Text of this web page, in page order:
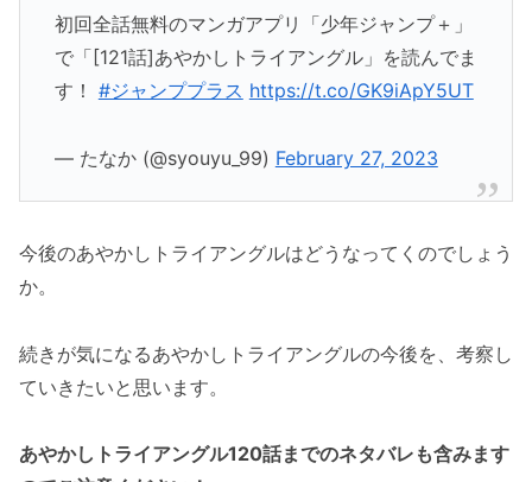
初回全話無料のマンガアプリ「少年ジャンプ＋」
で「[121話]あやかしトライアングル」を読んでま
す！ #ジャンププラス https://t.co/GK9iApY5UT
— たなか (@syouyu_99) February 27, 2023
今後のあやかしトライアングルはどうなってくのでしょう
か。
続きが気になるあやかしトライアングルの今後を、考察し
ていきたいと思います。
あやかしトライアングル120話までのネタバレも含みます